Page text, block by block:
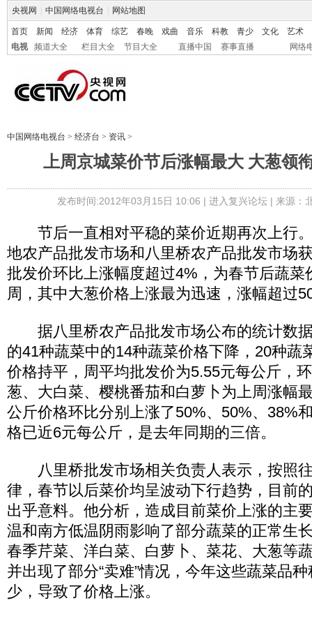
央视网 中国网络电视台 网站地图
首页 新闻 经济 体育 综艺 春晚 戏曲 音乐 科教 青少 文化
艺术
电视
频道大全 栏目大全 节目大全 直播中国 赛事直播 网络
中国网络电视台 > 经济台 > 资讯 >
上周京城菜价节后涨幅最大 大葱领
发布时间:2012年03月15日 10:06 | 进入复兴论坛| 来源：
节后一直相对平稳的菜价近期再次上行
地农产品批发市场和八里桥农产品批发市场
批发价环比上涨幅度超过4%，为春节后蔬菜
周，其中大葱价格上涨最为迅速，涨幅超过
据八里桥农产品批发市场公布的统计数
的41种蔬菜中的14种蔬菜价格下降，20种蔬
价格持平，周平均批发价为5.55元每公斤，
葱、大白菜、樱桃番茄和白萝卜为上周涨幅
公斤价格环比分别上涨了50%、50%、38%
格已近6元每公斤，是去年同期的三倍。
八里桥批发市场相关负责人表示，按照
律，春节以后菜价均呈波动下行趋势，目前
出乎意料。他分析，造成目前菜价上涨的主
温和南方低温阴雨影响了部分蔬菜的正常生
春季芹菜、洋白菜、白萝卜、菜花、大葱等
并出现了部分“卖难”情况，今年这些蔬菜品
少，导致了价格上涨。